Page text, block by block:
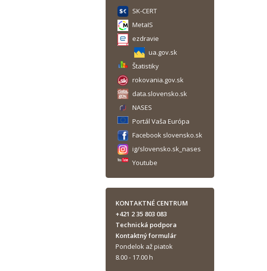
SK-CERT
MetaIS
ezdravie
ua.gov.sk
Štatistiky
rokovania.gov.sk
data.slovensko.sk
NASES
Portál Vaša Európa
Facebook slovensko.sk
ig/slovensko.sk_nases
Youtube
KONTAKTNÉ CENTRUM
+421 2 35 803 083
Technická podpora
Kontaktný formulár
Pondelok až piatok
8.00 - 17.00 h